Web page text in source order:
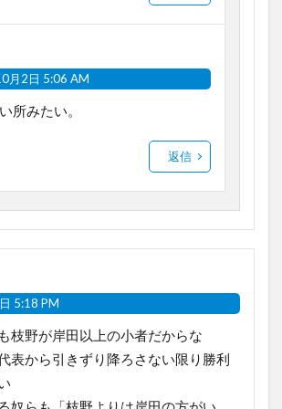
月2日 5:06 AM
所みたい。
返信
5:18 PM
枝野が岸田以上の小者だからな
表から引きずり降ろさない限り勝利